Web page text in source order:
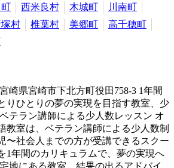
西米良村 木城町
川南町
村 椎葉村 美郷町
高千穂町
宮崎県宮崎市下北方町役田758-3 1年間
りひとりの夢の実現を目指す教室、少
ベテラン講師による少人数レッスン オ
教室は、ベテラン講師による少人数制
〜社会人までの方が受講できるスクー
1年間のカリキュラムで、夢の実現へ